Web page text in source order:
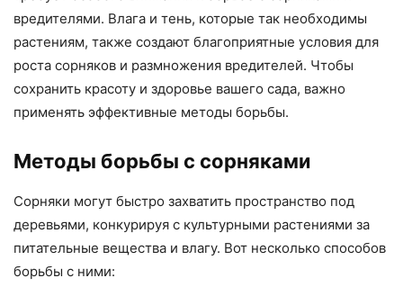
вредителями. Влага и тень, которые так необходимы
растениям, также создают благоприятные условия для
роста сорняков и размножения вредителей. Чтобы
сохранить красоту и здоровье вашего сада, важно
применять эффективные методы борьбы.
Методы борьбы с сорняками
Сорняки могут быстро захватить пространство под
деревьями, конкурируя с культурными растениями за
питательные вещества и влагу. Вот несколько способов
борьбы с ними: